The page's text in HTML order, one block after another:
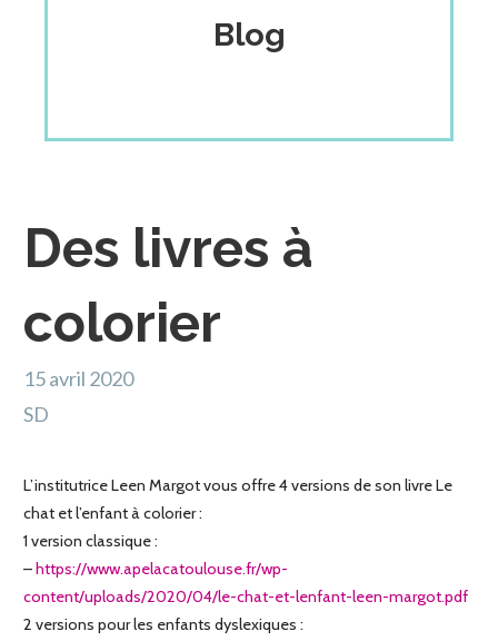
Blog
Des livres à
colorier
15 avril 2020
SD
L’institutrice Leen Margot vous offre 4 versions de son livre Le
chat et l’enfant à colorier :
1 version classique :
– https://www.apelacatoulouse.fr/wp-
content/uploads/2020/04/le-chat-et-lenfant-leen-margot.pdf
2 versions pour les enfants dyslexiques :